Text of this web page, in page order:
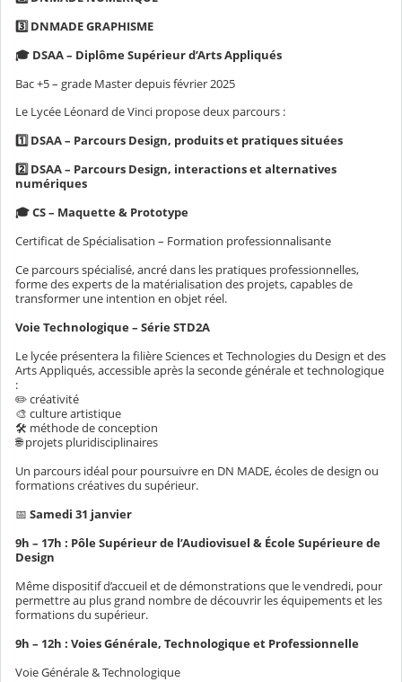
3️⃣ DNMADE GRAPHISME
🎓 DSAA – Diplôme Supérieur d’Arts Appliqués
Bac +5 – grade Master depuis février 2025
Le Lycée Léonard de Vinci propose deux parcours :
1️⃣ DSAA – Parcours Design, produits et pratiques situées
2️⃣ DSAA – Parcours Design, interactions et alternatives
numériques
🎓 CS – Maquette & Prototype
Certificat de Spécialisation – Formation professionnalisante
Ce parcours spécialisé, ancré dans les pratiques professionnelles,
forme des experts de la matérialisation des projets, capables de
transformer une intention en objet réel.
Voie Technologique – Série STD2A
Le lycée présentera la filière Sciences et Technologies du Design et des
Arts Appliqués, accessible après la seconde générale et technologique
:
✏️ créativité
🎨 culture artistique
🛠 méthode de conception
🌐 projets pluridisciplinaires
Un parcours idéal pour poursuivre en DN MADE, écoles de design ou
formations créatives du supérieur.
📅 Samedi 31 janvier
9h – 17h : Pôle Supérieur de l’Audiovisuel & École Supérieure de
Design
Même dispositif d’accueil et de démonstrations que le vendredi, pour
permettre au plus grand nombre de découvrir les équipements et les
formations du supérieur.
9h – 12h : Voies Générale, Technologique et Professionnelle
Voie Générale & Technologique